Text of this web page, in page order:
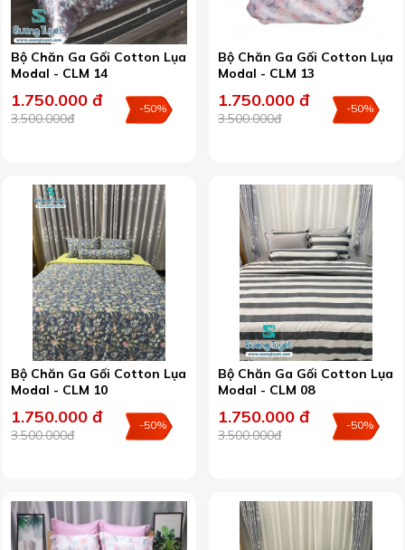
Bộ Chăn Ga Gối Cotton Lụa
Modal - CLM 14
1.750.000 đ
3.500.000đ
-50%
Bộ Chăn Ga Gối Cotton Lụa
Modal - CLM 13
1.750.000 đ
3.500.000đ
-50%
Bộ Chăn Ga Gối Cotton Lụa
Modal - CLM 10
1.750.000 đ
3.500.000đ
-50%
Bộ Chăn Ga Gối Cotton Lụa
Modal - CLM 08
1.750.000 đ
3.500.000đ
-50%